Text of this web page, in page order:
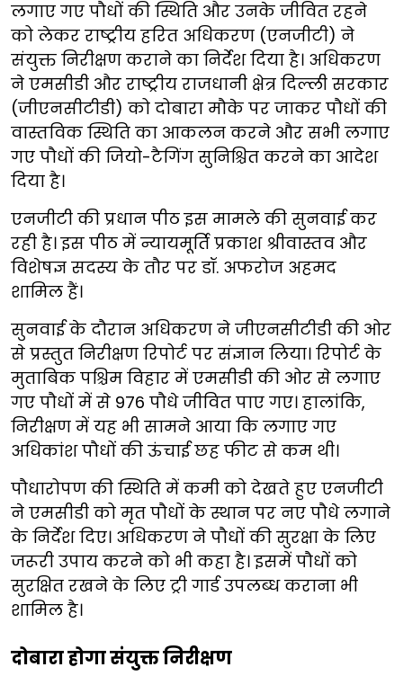
लगाए गए पौधों की स्थिति और उनके जीवित रहने
को लेकर राष्ट्रीय हरित अधिकरण (एनजीटी) ने
संयुक्त निरीक्षण कराने का निर्देश दिया है। अधिकरण
ने एमसीडी और राष्ट्रीय राजधानी क्षेत्र दिल्ली सरकार
(जीएनसीटीडी) को दोबारा मौके पर जाकर पौधों की
वास्तविक स्थिति का आकलन करने और सभी लगाए
गए पौधों की जियो-टैगिंग सुनिश्चित करने का आदेश
दिया है।
एनजीटी की प्रधान पीठ इस मामले की सुनवाई कर
रही है। इस पीठ में न्यायमूर्ति प्रकाश श्रीवास्तव और
विशेषज्ञ सदस्य के तौर पर डॉ. अफरोज अहमद
शामिल हैं।
सुनवाई के दौरान अधिकरण ने जीएनसीटीडी की ओर
से प्रस्तुत निरीक्षण रिपोर्ट पर संज्ञान लिया। रिपोर्ट के
मुताबिक पश्चिम विहार में एमसीडी की ओर से लगाए
गए पौधों में से 976 पौधे जीवित पाए गए। हालांकि,
निरीक्षण में यह भी सामने आया कि लगाए गए
अधिकांश पौधों की ऊंचाई छह फीट से कम थी।
पौधारोपण की स्थिति में कमी को देखते हुए एनजीटी
ने एमसीडी को मृत पौधों के स्थान पर नए पौधे लगाने
के निर्देश दिए। अधिकरण ने पौधों की सुरक्षा के लिए
जरूरी उपाय करने को भी कहा है। इसमें पौधों को
सुरक्षित रखने के लिए ट्री गार्ड उपलब्ध कराना भी
शामिल है।
दोबारा होगा संयुक्त निरीक्षण